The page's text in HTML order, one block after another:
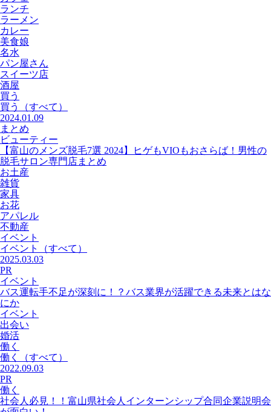
ランチ
ラーメン
カレー
美食娘
名水
パン屋さん
スイーツ店
酒屋
買う
買う
（すべて）
2024.01.09
まとめ
ビューティー
【富山のメンズ脱毛7選 2024】ヒゲもVIOもおさらば！男性の
脱毛サロン専門店まとめ
お土産
雑貨
家具
お花
アパレル
不動産
イベント
イベント
（すべて）
2025.03.03
PR
イベント
バス運転手不足が深刻に！？バス業界が活躍できる未来とはな
にか
イベント
出会い
婚活
働く
働く
（すべて）
2022.09.03
PR
働く
社会人必見！！富山県社会人インターンシップ合同企業説明会